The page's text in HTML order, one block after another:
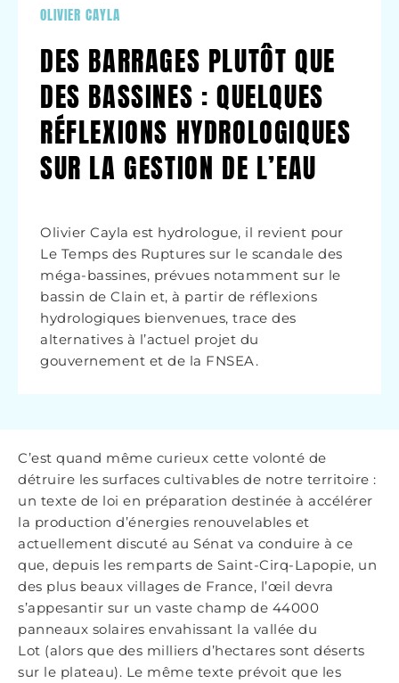
OLIVIER CAYLA
DES BARRAGES PLUTÔT QUE
DES BASSINES : QUELQUES
RÉFLEXIONS HYDROLOGIQUES
SUR LA GESTION DE L’EAU
Olivier Cayla est hydrologue, il revient pour
Le Temps des Ruptures sur le scandale des
méga-bassines, prévues notamment sur le
bassin de Clain et, à partir de réflexions
hydrologiques bienvenues, trace des
alternatives à l’actuel projet du
gouvernement et de la FNSEA.
C’est quand même curieux cette volonté de
détruire les surfaces cultivables de notre territoire :
un texte de loi en préparation destinée à accélérer
la production d’énergies renouvelables et
actuellement discuté au Sénat va conduire à ce
que, depuis les remparts de Saint-Cirq-Lapopie, un
des plus beaux villages de France, l’œil devra
s’appesantir sur un vaste champ de 44000
panneaux solaires envahissant la vallée du
Lot (alors que des milliers d’hectares sont déserts
sur le plateau). Le même texte prévoit que les